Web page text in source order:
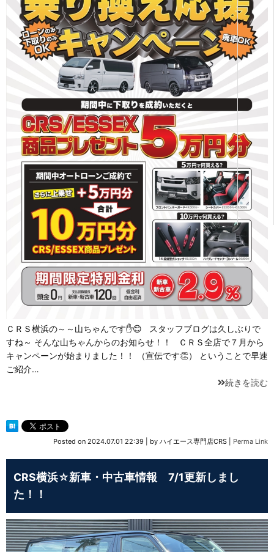
ＣＲＳ横浜の～～山ちゃんです✋😊 スタッフブログは久しぶりで
すね～ そんな山ちゃんからのお知らせ！！ ＣＲＳ全店で７月から
キャンペーンが始まりました！！ （宣伝です👏） ということで早速
ご紹介…
続きを読む
Posted on 2024.07.01 22:39 by ハイエース専門店CRS Perma Link
CRS横浜☆新車・中古車情報 7/1更新しまし
た！！